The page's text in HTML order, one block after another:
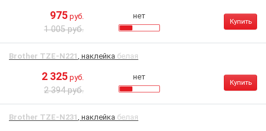
975 руб.
1 005 руб.
нет
Купить
Brother TZE-N221, наклейка белая
2 325 руб.
2 394 руб.
нет
Купить
Brother TZE-N231, наклейка белая